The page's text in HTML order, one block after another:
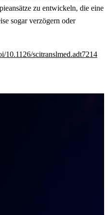
zu entwickeln, die eine
sogar verzögern oder
10.1126/scitranslmed.adt7214